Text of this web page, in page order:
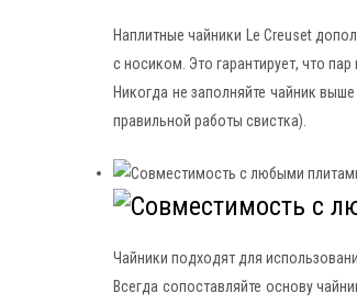
Наплитные чайники Le Creuset
с носиком. Это гарантирует, что
Никогда не заполняйте чайник
правильной работы свистка).
Чайники подходят для
Всегда сопоставляйте основу